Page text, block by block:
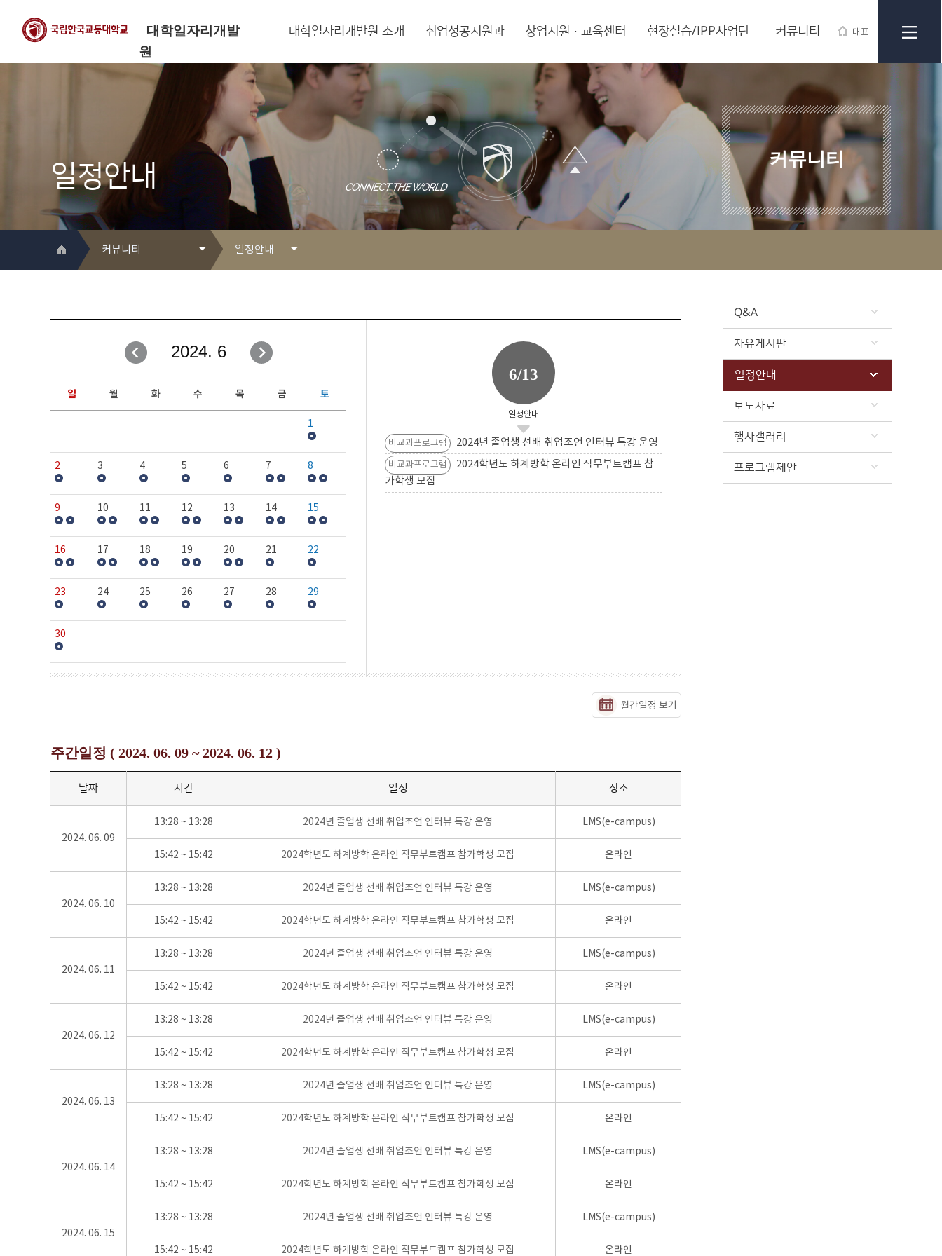
대학일자리개발
원
대표
한국교통대학교
대학일자리개발원
대학일자리개발원 소개 취업성공지원과 창업지원·교육센터 현장실습/IPP사업단 커뮤니티
일정안내
커뮤니티
커뮤니티
취업성공지원과
창업지원·교육센터
현장실습/IPP사업단
커뮤니티
일정안내
자유게시판
일정안내
보도자료
행사갤러리
Q&A
자유게시판
일정안내
보도자료
행사갤러리
프로그램제안
2024. 6
일 월 화 수 목 금 토
1
2 3 4 5 6 7 8
9 10 11 12 13 14 15
16 17 18 19 20 21 22
23 24 25 26 27 28 29
30
6/13
일정안내
비교과프로그램 2024년 졸업생 선배 취업조언 인터뷰 특강 운영
비교과프로그램
2024학년도 하계방학 온라인 직무부트캠프 참
가학생 모집
월간일정 보기
주간일정 ( 2024. 06. 09 ~ 2024. 06. 12 )
날짜 시간 일정 장소
2024. 06. 09
13:28 ~ 13:28 2024년 졸업생 선배 취업조언 인터뷰 특강 운영 LMS(e-campus)
15:42 ~ 15:42 2024학년도 하계방학 온라인 직무부트캠프 참가학생 모집 온라인
2024. 06. 10
13:28 ~ 13:28 2024년 졸업생 선배 취업조언 인터뷰 특강 운영 LMS(e-campus)
15:42 ~ 15:42 2024학년도 하계방학 온라인 직무부트캠프 참가학생 모집 온라인
2024. 06. 11
13:28 ~ 13:28 2024년 졸업생 선배 취업조언 인터뷰 특강 운영 LMS(e-campus)
15:42 ~ 15:42 2024학년도 하계방학 온라인 직무부트캠프 참가학생 모집 온라인
2024. 06. 12
13:28 ~ 13:28 2024년 졸업생 선배 취업조언 인터뷰 특강 운영 LMS(e-campus)
15:42 ~ 15:42 2024학년도 하계방학 온라인 직무부트캠프 참가학생 모집 온라인
2024. 06. 13
13:28 ~ 13:28 2024년 졸업생 선배 취업조언 인터뷰 특강 운영 LMS(e-campus)
15:42 ~ 15:42 2024학년도 하계방학 온라인 직무부트캠프 참가학생 모집 온라인
2024. 06. 14
13:28 ~ 13:28 2024년 졸업생 선배 취업조언 인터뷰 특강 운영 LMS(e-campus)
15:42 ~ 15:42 2024학년도 하계방학 온라인 직무부트캠프 참가학생 모집 온라인
2024. 06. 15
13:28 ~ 13:28 2024년 졸업생 선배 취업조언 인터뷰 특강 운영 LMS(e-campus)
15:42 ~ 15:42 2024학년도 하계방학 온라인 직무부트캠프 참가학생 모집 온라인